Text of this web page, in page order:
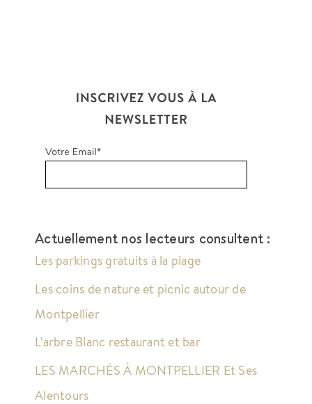
Actuellement nos lecteurs consultent :
Les parkings gratuits à la plage
Les coins de nature et picnic autour de
Montpellier
L'arbre Blanc restaurant et bar
LES MARCHÉS À MONTPELLIER Et Ses
Alentours